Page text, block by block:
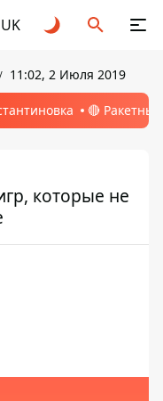
UK
11:02, 2 Июля 2019
🔴
которые не